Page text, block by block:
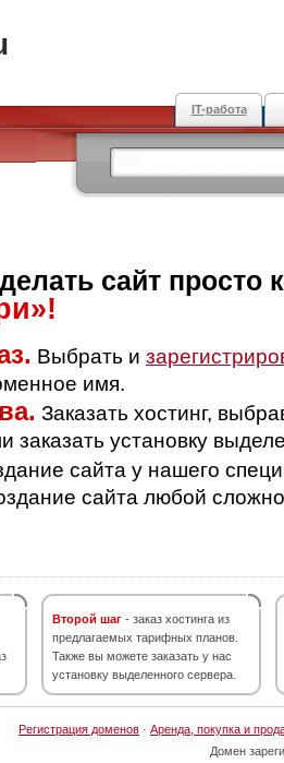
IT-работа
сайт просто
Выбрать и
имя.
Заказать хостинг,
установку
сайта у нашего
сайта любой
Второй шаг - заказ хостинга из
предлагаемых тарифных планов.
Также вы можете заказать у нас
установку выделенного сервера.
Регистрация доменов · Аренда, покупка и
Домен